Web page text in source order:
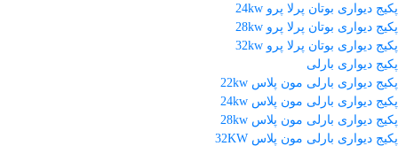
پکیج دیواری بوتان پرلا پرو 24kw
پکیج دیواری بوتان پرلا پرو 28kw
پکیج دیواری بوتان پرلا پرو 32kw
پکیج دیواری بارلی
پکیج دیواری بارلی مون پلاس 22kw
پکیج دیواری بارلی مون پلاس 24kw
پکیج دیواری بارلی مون پلاس 28kw
پکیج دیواری بارلی مون پلاس 32KW